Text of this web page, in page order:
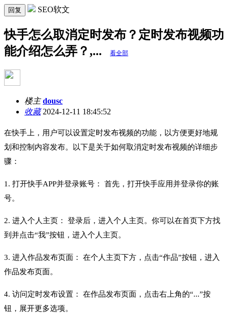
回复 SEO软文
快手怎么取消定时发布？定时发布视频功
能介绍怎么弄？,...
看全部
楼主 dousc
收藏2024-12-11 18:45:52
在快手上，用户可以设置定时发布视频的功能，以方便更好地规
划和控制内容发布。以下是关于如何取消定时发布视频的详细步
骤：
1. 打开快手APP并登录账号： 首先，打开快手应用并登录你的账
号。
2. 进入个人主页： 登录后，进入个人主页。你可以在首页下方找
到并点击“我”按钮，进入个人主页。
3. 进入作品发布页面： 在个人主页下方，点击“作品”按钮，进入
作品发布页面。
4. 访问定时发布设置： 在作品发布页面，点击右上角的“...”按
钮，展开更多选项。